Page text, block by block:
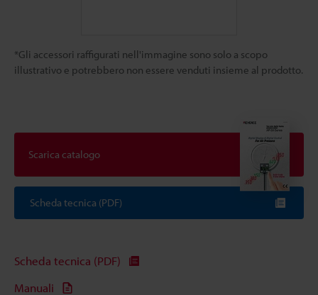
*Gli accessori raffigurati nell'immagine sono solo a scopo
illustrativo e potrebbero non essere venduti insieme al prodotto.
Scarica catalogo
Scheda tecnica (PDF)
Scheda tecnica (PDF)
Manuali